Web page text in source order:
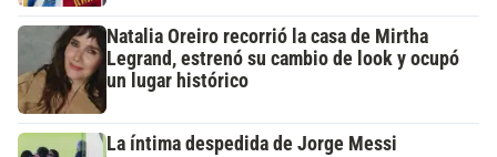
Natalia Oreiro recorrió la casa de Mirtha
Legrand, estrenó su cambio de look y ocupó
un lugar histórico
La íntima despedida de Jorge Messi